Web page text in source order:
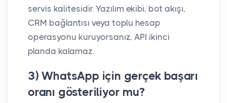
servis kalitesidir. Yazılım ekibi, bot akışı,
CRM bağlantısı veya toplu hesap
operasyonu kuruyorsanız, API ikinci
planda kalamaz.
3) WhatsApp için gerçek başarı
oranı gösteriliyor mu?